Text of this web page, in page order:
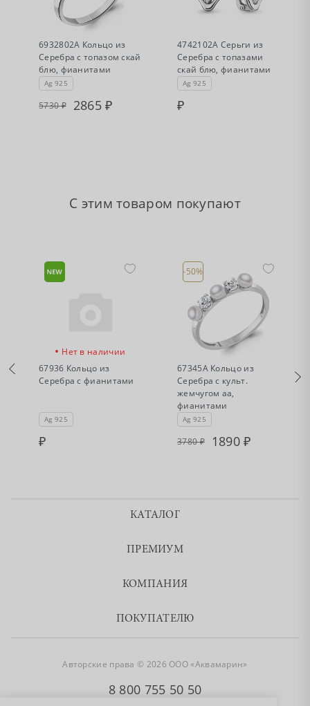
Есть в наличии
6932802А Кольцо из
Серебра с топазом скай
блю, фианитами
Ag 925
5730 2865
4742102А Серьги из
Серебра с топазами
скай блю, фианитами
Ag 925
С этим товаром покупают
• Нет в наличии
67936 Кольцо из
Серебра с фианитами
Ag 925
-50%
Есть в наличии
67345А Кольцо из
Серебра с культ.
жемчугом аа,
фианитами
Ag 925
3780 1890
КАТАЛОГ
ПРЕМИУМ
КОМПАНИЯ
ПОКУПАТЕЛЮ
Авторские права © 2026 ООО «Аквамарин»
8 800 755 50 50